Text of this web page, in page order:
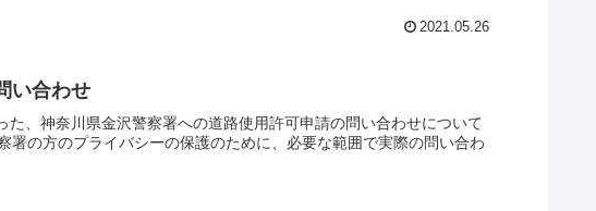
2021.05.26
い合わせ
、神奈川県金沢警察署への道路使用許可申請の問い合わせについて
の方のプライバシーの保護のために、必要な範囲で実際の問い合わ